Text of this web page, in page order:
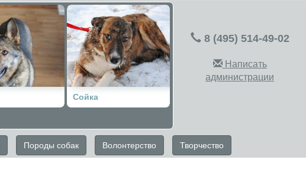
Сойка
8 (495) 514-49-02
Написать
администрации
Породы собак Волонтерство Творчество